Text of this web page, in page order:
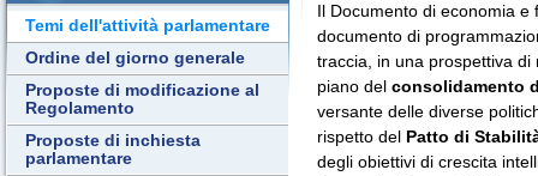
Temi dell'attività parlamentare
Ordine del giorno generale
Proposte di modificazione al
Regolamento
Proposte di inchiesta
parlamentare
Il Documento di economia e
documento di
traccia, in una prospettiva
piano del consolidamento
versante delle diverse
rispetto del Patto di
degli obiettivi di crescita